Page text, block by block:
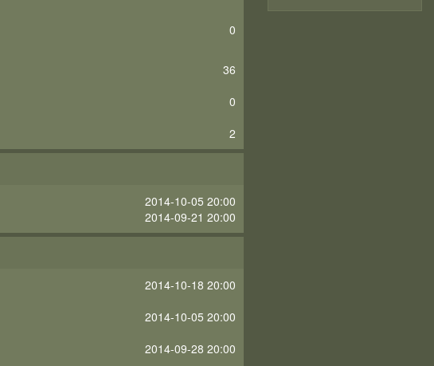
0
36
0
2
2014-10-05 20:00
2014-09-21 20:00
2014-10-18 20:00
2014-10-05 20:00
2014-09-28 20:00